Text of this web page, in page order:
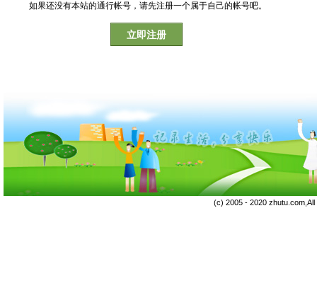
如果还没有本站的通行帐号，请先注册一个属于自己的帐号吧。
立即注册
(c) 2005 - 2020